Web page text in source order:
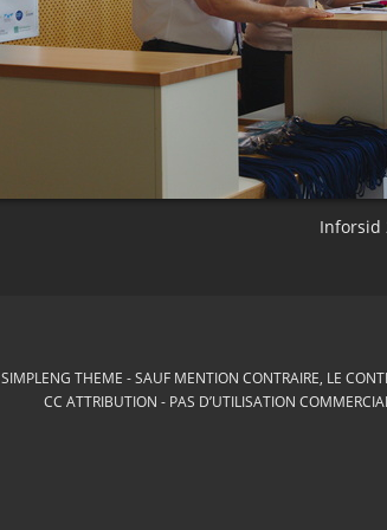
Inforsid
SIMPLENG THEME
SAUF MENTION CONTRAIRE, LE
CC ATTRIBUTION - PAS D’UTILISATION